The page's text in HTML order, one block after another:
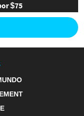
$75